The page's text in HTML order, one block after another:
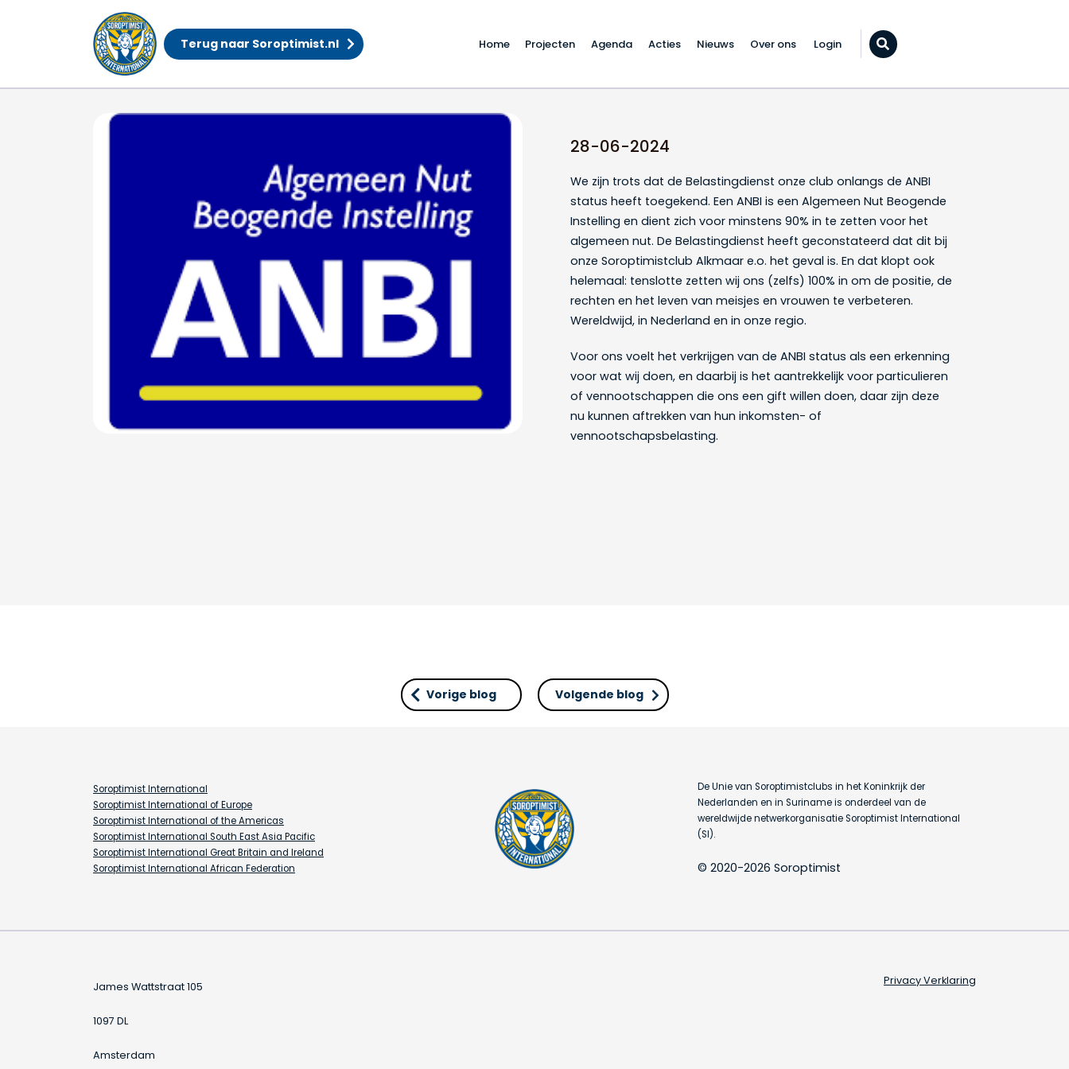
Terug naar Soroptimist.nl Home Projecten Agenda Acties Nieuws Over ons Login Zoeken...
ANBI status Soroptimistclub Alkmaar e.o.
28-06-2024
We zijn trots dat de Belastingdienst onze club onlangs de ANBI
status heeft toegekend. Een ANBI is een Algemeen Nut Beogende
Instelling en dient zich voor minstens 90% in te zetten voor het
algemeen nut. De Belastingdienst heeft geconstateerd dat dit bij
onze Soroptimistclub Alkmaar e.o. het geval is. En dat klopt ook
helemaal: tenslotte zetten wij ons (zelfs) 100% in om de positie, de
rechten en het leven van meisjes en vrouwen te verbeteren.
Wereldwijd, in Nederland en in onze regio.
Voor ons voelt het verkrijgen van de ANBI status als een erkenning
voor wat wij doen, en daarbij is het aantrekkelijk voor particulieren
of vennootschappen die ons een gift willen doen, daar zijn deze
nu kunnen aftrekken van hun inkomsten- of
vennootschapsbelasting.
Vorige blog Volgende blog
Soroptimist International
Soroptimist International of Europe
Soroptimist International of the Americas
Soroptimist International South East Asia Pacific
Soroptimist International Great Britain and Ireland
Soroptimist International African Federation
De Unie van Soroptimistclubs in het Koninkrijk der
Nederlanden en in Suriname is onderdeel van de
wereldwijde netwerkorganisatie Soroptimist International
(SI).
© 2020-2026 Soroptimist
James Wattstraat 105
1097 DL
Amsterdam
Privacy Verklaring